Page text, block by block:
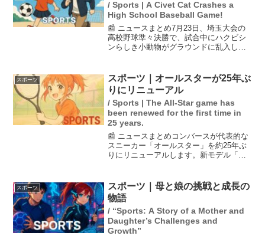
/ Sports | A Civet Cat Crashes a
High School Baseball Game!
📰 ニュースまとめ7月23日、埼玉大会の
高校野球準々決勝で、試合中にハクビシ
ンらしき小動物がグラウンドに乱入し試
る最中に登場し、観客からは「かわい
い」との声が上がりまし...
スポーツ
スポーツ｜オールスターが25年ぶ
りにリニューアル
/ Sports | The All-Star game has
been renewed for the first time in
25 years.
📰 ニュースまとめコンバースが代表的な
スニーカー「オールスター」を約25年ぶ
りにリニューアルします。新モデル「オ
らも機能性を大幅に向上させています。
10月に発売予...
スポーツ
スポーツ｜母と娘の挑戦と成長の
物語
/ “Sports: A Story of a Mother and
Daughter’s Challenges and
Growth”